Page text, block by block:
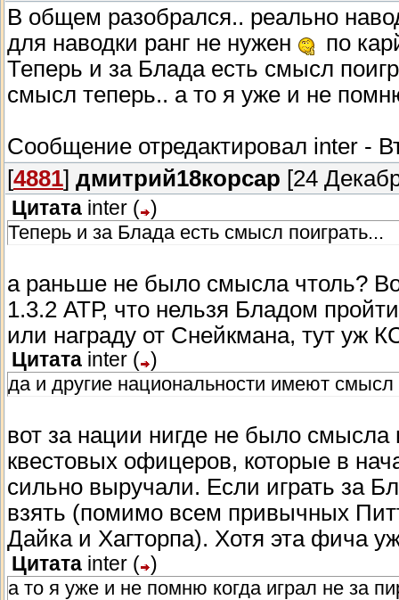
В общем разобрался.. реально
для наводки ранг не нужен
по
Теперь и за Блада есть смысл
смысл теперь.. а то я уже и не
Сообщение отредактировал inter -
[4881] дмитрий18корсар [24
Цитата inter ( )
Теперь и за Блада есть смысл поиграть...
а раньше не было смысла чтоль?
1.3.2 АТР, что нельзя Бладом
или награду от Снейкмана, тут уж
Цитата inter ( )
да и другие национальности имеют смысл
вот за нации нигде не было
квестовых офицеров, которые в
сильно выручали. Если играть за
взять (помимо всем привычных
Дайка и Хагторпа). Хотя эта фича
Цитата inter ( )
а то я уже и не помню когда играл не за